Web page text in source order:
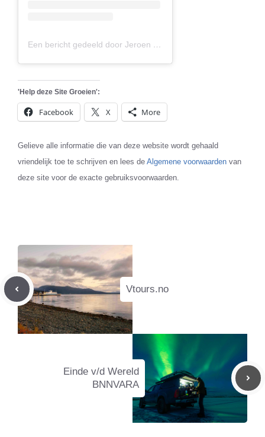
Een bericht gedeeld door Jeroen Bosmans (@jerrepictures.be)
'Help deze Site Groeien':
Facebook X More
Gelieve alle informatie die van deze website wordt gehaald
vriendelijk toe te schrijven en lees de Algemene voorwaarden van
deze site voor de exacte gebruiksvoorwaarden.
Vtours.no
Einde v/d Wereld
BNNVARA